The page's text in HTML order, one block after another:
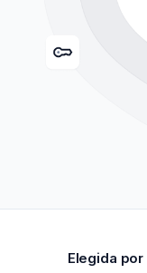
Elegida por